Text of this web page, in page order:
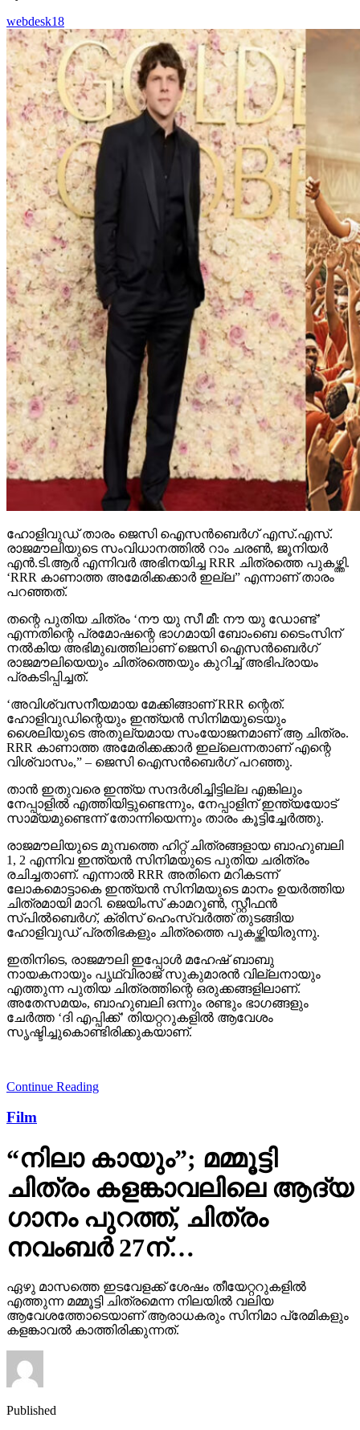
webdesk18
ഹോളിവുഡ് താരം ജെസി ഐസന്‍ബെര്‍ഗ് എസ്.എസ്.
രാജമൗലിയുടെ സംവിധാനത്തില്‍ റാം ചരണ്‍, ജൂനിയര്‍
എന്‍.ടി.ആര്‍ എന്നിവര്‍ അഭിനയിച്ച RRR ചിത്രത്തെ പുകഴ്ത്തി.
‘RRR കാണാത്ത അമേരിക്കക്കാര്‍ ഇല്ല” എന്നാണ് താരം
പറഞ്ഞത്.
തന്റെ പുതിയ ചിത്രം ‘നൗ യു സീ മീ: നൗ യു ഡോണ്ട്’
എന്നതിന്റെ പ്രമോഷന്റെ ഭാഗമായി ബോംബെ ടൈംസിന്
നല്‍കിയ അഭിമുഖത്തിലാണ് ജെസി ഐസന്‍ബെര്‍ഗ്
രാജമൗലിയെയും ചിത്രത്തെയും കുറിച്ച് അഭിപ്രായം
പ്രകടിപ്പിച്ചത്.
‘അവിശ്വസനീയമായ മേക്കിങ്ങാണ് RRR ന്റെത്.
ഹോളിവുഡിന്റെയും ഇന്ത്യന്‍ സിനിമയുടെയും
ശൈലിയുടെ അതുല്യമായ സംയോജനമാണ് ആ ചിത്രം.
RRR കാണാത്ത അമേരിക്കക്കാര്‍ ഇല്ലെന്നതാണ് എന്റെ
വിശ്വാസം,” – ജെസി ഐസന്‍ബെര്‍ഗ് പറഞ്ഞു.
താന്‍ ഇതുവരെ ഇന്ത്യ സന്ദര്‍ശിച്ചിട്ടില്ല എങ്കിലും
നേപ്പാളില്‍ എത്തിയിട്ടുണ്ടെന്നും, നേപ്പാളിന് ഇന്ത്യയോട്
സാമ്യമുണ്ടെന്ന് തോന്നിയെന്നും താരം കൂട്ടിച്ചേര്‍ത്തു.
രാജമൗലിയുടെ മുമ്പത്തെ ഹിറ്റ് ചിത്രങ്ങളായ ബാഹുബലി
1, 2 എന്നിവ ഇന്ത്യന്‍ സിനിമയുടെ പുതിയ ചരിത്രം
രചിച്ചതാണ്. എന്നാല്‍ RRR അതിനെ മറികടന്ന്
ലോകമൊട്ടാകെ ഇന്ത്യന്‍ സിനിമയുടെ മാനം ഉയര്‍ത്തിയ
ചിത്രമായി മാറി. ജെയിംസ് കാമറൂണ്‍, സ്റ്റീഫന്‍
സ്പില്‍ബെര്‍ഗ്, ക്രിസ് ഹെംസ്വര്‍ത്ത് തുടങ്ങിയ
ഹോളിവുഡ് പ്രതിഭകളും ചിത്രത്തെ പുകഴ്ത്തിയിരുന്നു.
ഇതിനിടെ, രാജമൗലി ഇപ്പോള്‍ മഹേഷ് ബാബു
നായകനായും പൃഥ്വിരാജ് സുകുമാരന്‍ വില്ലനായും
എത്തുന്ന പുതിയ ചിത്രത്തിന്റെ ഒരുക്കങ്ങളിലാണ്.
അതേസമയം, ബാഹുബലി ഒന്നും രണ്ടും ഭാഗങ്ങളും
ചേര്‍ത്ത ‘ദി എപ്പിക്ക്’ തിയറ്ററുകളില്‍ ആവേശം
സൃഷ്ടിച്ചുകൊണ്ടിരിക്കുകയാണ്.
Continue Reading
Film
“നിലാ കായും”; മമ്മൂട്ടി
ചിത്രം കളങ്കാവലിലെ ആദ്യ
ഗാനം പുറത്ത്, ചിത്രം
നവംബർ 27ന്…
ഏഴു മാസത്തെ ഇടവേളക്ക് ശേഷം തീയേറ്ററുകളിൽ
എത്തുന്ന മമ്മൂട്ടി ചിത്രമെന്ന നിലയിൽ വലിയ
ആവേശത്തോടെയാണ് ആരാധകരും സിനിമാ പ്രേമികളും
കളങ്കാവൽ കാത്തിരിക്കുന്നത്.
Published